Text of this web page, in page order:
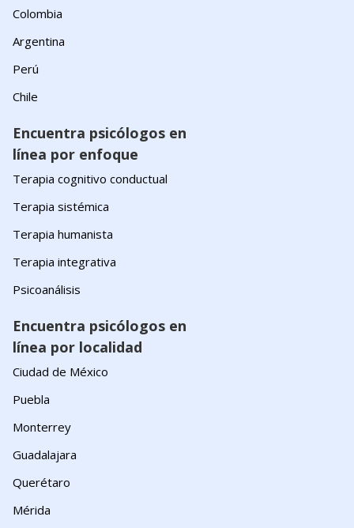
Colombia
Argentina
Perú
Chile
Encuentra psicólogos en
línea por enfoque
Terapia cognitivo conductual
Terapia sistémica
Terapia humanista
Terapia integrativa
Psicoanálisis
Encuentra psicólogos en
línea por localidad
Ciudad de México
Puebla
Monterrey
Guadalajara
Querétaro
Mérida